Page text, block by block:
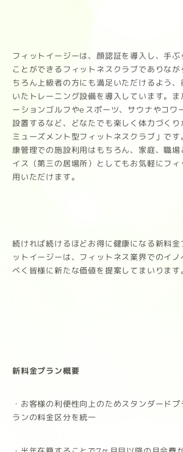
フィットイージーは、顔認証を導入し、手
ことができるフィットネスクラブでありな
ちろん上級者の方にも満足いただけるよう
いたトレーニング設備を導入しています。
ーションゴルフやeスポーツ、サウナやコワ
設置するなど、どなたでも楽しく体力づく
ミューズメント型フィットネスクラブ」で
康管理での施設利用はもちろん、家庭、職
イス（第三の居場所）としてもお気軽にフ
用いただけます。
続ければ続けるほどお得に健康になる新料金
ットイージーは、フィットネス業界でのイ
べく皆様に新たな価値を提案してまいります
新料金プラン概要
・お客様の利便性向上のためスタンダード
ランの料金区分を統一